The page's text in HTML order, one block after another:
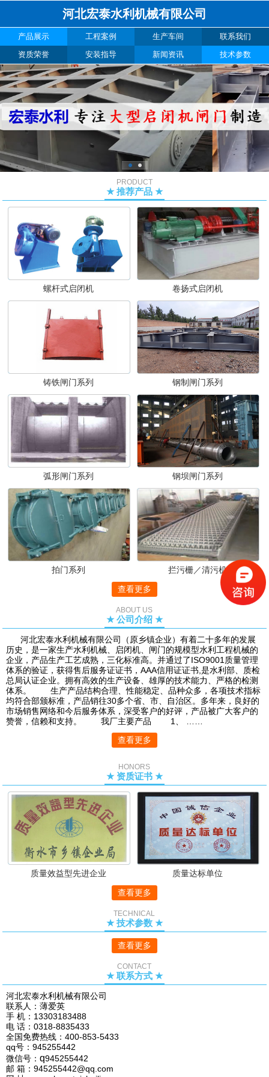
河北宏泰水利机械有限公司
产品展示 工程案例 生产车间
联系我们
资质荣誉
安装指导 新闻资讯 技术参数
PRODUCT
★ 推荐产品 ★
螺杆式启闭机 卷扬式启闭机
铸铁闸门系列 钢制闸门系列
弧形闸门系列 钢坝闸门系列
拍门系列 拦污栅／清污机
查看更多
ABOUT US
★ 公司介绍 ★
河北宏泰水利机械有限公司（原乡镇企业）有着二十多年的发展
历史，是一家生产水利机械、启闭机、闸门的规模型水利工程机械的
企业，产品生产工艺成熟，三化标准高。并通过了ISO9001质量管理
体系的验证，获得售后服务证证书，AAA信用证证书,是水利部、质检
总局认证企业。拥有高效的生产设备、雄厚的技术能力、严格的检测
体系。 生产产品结构合理、性能稳定、品种众多，各项技术指标
均符合部颁标准，产品销往30多个省、市、自治区。多年来，良好的
市场销售网络和今后服务体系，深受客户的好评，产品被广大客户的
赞誉，信赖和支持。 我厂主要产品 1、 ……
查看更多
HONORS
★ 资质证书 ★
质量效益型先进企业 质量达标单位
查看更多
TECHNICAL
★ 技术参数 ★
查看更多
CONTACT
★ 联系方式 ★
河北宏泰水利机械有限公司
联系人：薄爱英
手 机：13303183488
电 话：0318-8835433
全国免费热线：400-853-5433
qq号：945255442
微信号： q945255442
邮 箱：945255442@qq.com